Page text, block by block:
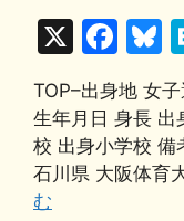
X
F
a
c
e
b
u
e
s
k
TOP–出身地 女
生年月日 身長 出
校 出身小学校
石川県 大阪体育
む